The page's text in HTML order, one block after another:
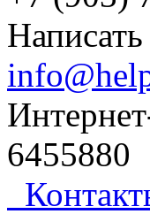
6455880